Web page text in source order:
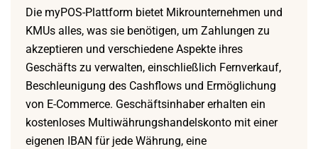
Die myPOS-Plattform bietet Mikrounternehmen und
KMUs alles, was sie benötigen, um Zahlungen zu
akzeptieren und verschiedene Aspekte ihres
Geschäfts zu verwalten, einschließlich Fernverkauf,
Beschleunigung des Cashflows und Ermöglichung
von E-Commerce. Geschäftsinhaber erhalten ein
kostenloses Multiwährungshandelskonto mit einer
eigenen IBAN für jede Währung, eine